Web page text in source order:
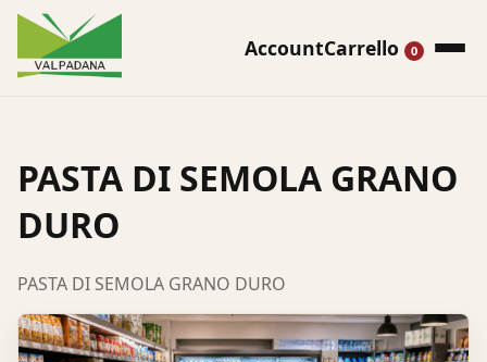
AccountCarrello 0
PASTA DI SEMOLA GRANO
DURO
PASTA DI SEMOLA GRANO DURO
Cerca
prodotti